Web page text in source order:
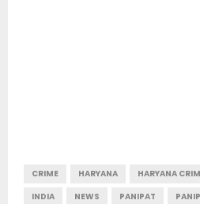
CRIME HARYANA HARYANA
INDIA
NEWS PANIPAT